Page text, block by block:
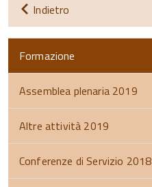
Indietro
Formazione
Assemblea plenaria 2019
Altre attività 2019
Conferenze di Servizio 2018